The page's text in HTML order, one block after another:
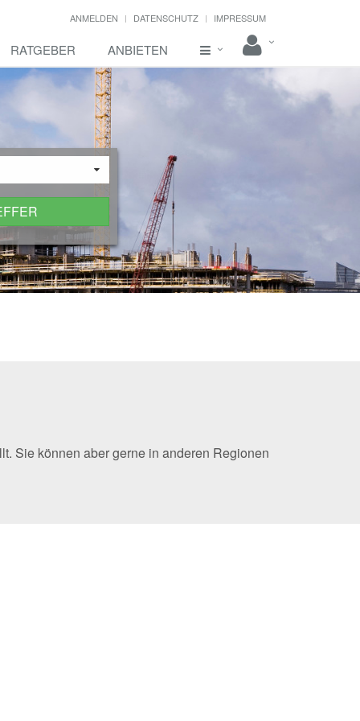
ANMELDEN DATENSCHUTZ IMPRESSUM
RATGEBER ANBIETEN
Sie können aber gerne in anderen Regionen